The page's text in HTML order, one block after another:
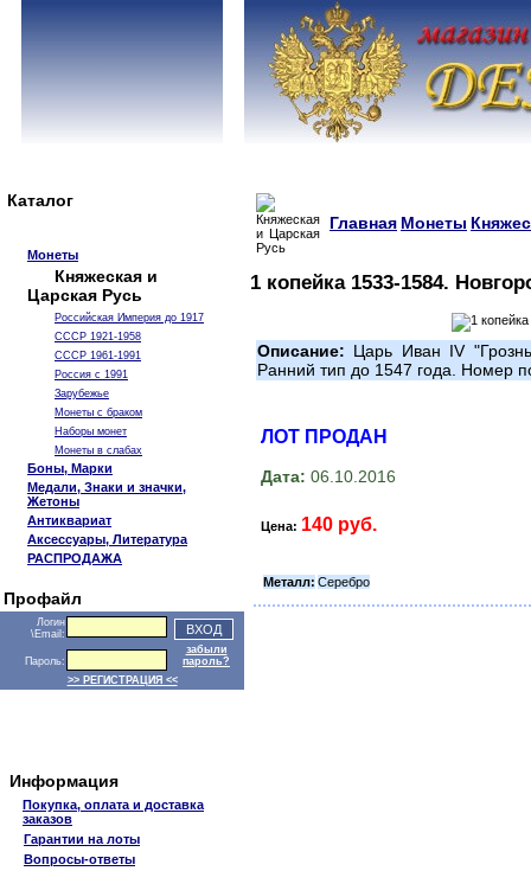
Каталог
Монеты
Княжеская и
Царская Русь
Российская Империя до 1917
СССР 1921-1958
СССР 1961-1991
Россия с 1991
Зарубежье
Монеты с браком
Наборы монет
Монеты в слабах
Боны, Марки
Медали, Знаки и значки,
Жетоны
Антиквариат
Аксессуары, Литература
РАСПРОДАЖА
Профайл
Логин
\Email:
Пароль:
забыли
пароль?
>> РЕГИСТРАЦИЯ <<
Информация
Покупка, оплата и доставка
заказов
Гарантии на лоты
Вопросы-ответы
Главная Монеты
1 копейка 1533-1584.
Описание: Царь Иван IV
Ранний тип до 1547 года. Номер
ЛОТ ПРОДАН
Дата: 06.10.2016
Цена: 140 руб.
Металл: Серебро